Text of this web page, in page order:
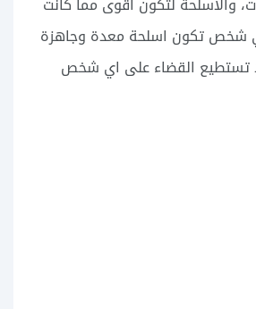
شخص تكون اسلحة معدة وجاهزة
تستطيع القضاء على اي شخص